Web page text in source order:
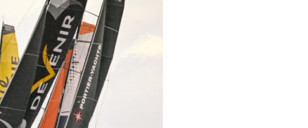
Multi50 - Ocean Fifty